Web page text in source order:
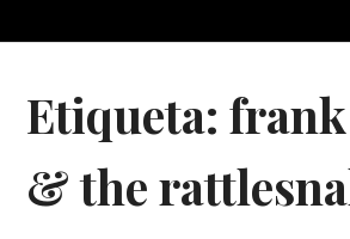
Etiqueta:
& the